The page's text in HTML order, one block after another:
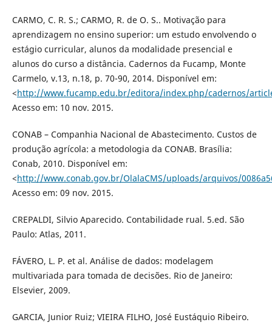
CARMO, C. R. S.; CARMO, R. de O. S.. Motivação para
aprendizagem no ensino superior: um estudo envolvendo o
estágio curricular, alunos da modalidade presencial e
alunos do curso a distância. Cadernos da Fucamp, Monte
Carmelo, v.13, n.18, p. 70-90, 2014. Disponível em:
<http://www.fucamp.edu.br/editora/index.php/cadernos/
Acesso em: 10 nov. 2015.
CONAB – Companhia Nacional de Abastecimento. Custos de
produção agrícola: a metodologia da CONAB. Brasília:
Conab, 2010. Disponível em:
<http://www.conab.gov.br/OlalaCMS/uploads/arquivos/
Acesso em: 09 nov. 2015.
CREPALDI, Silvio Aparecido. Contabilidade rual. 5.ed. São
Paulo: Atlas, 2011.
FÁVERO, L. P. et al. Análise de dados: modelagem
multivariada para tomada de decisões. Rio de Janeiro:
Elsevier, 2009.
GARCIA, Junior Ruiz; VIEIRA FILHO, José Eustáquio Ribeiro.